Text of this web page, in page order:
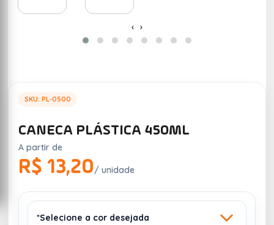
‹ ›
SKU: PL-0500
CANECA PLÁSTICA 450ML
A partir de
R$ 13,20/ unidade
*Selecione a cor desejada